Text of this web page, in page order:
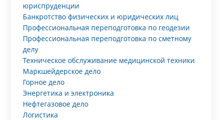
юриспруденции
Банкротство физических и юридических лиц
Профессиональная переподготовка по геодезии
Профессиональная переподготовка по сметному
делу
Техническое обслуживание медицинской техники
Маркшейдерское дело
Горное дело
Энергетика и электроника
Нефтегазовое дело
Логистика